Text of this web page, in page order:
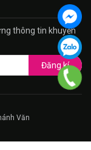
thông tin khuyến
Đăng kí
Văn